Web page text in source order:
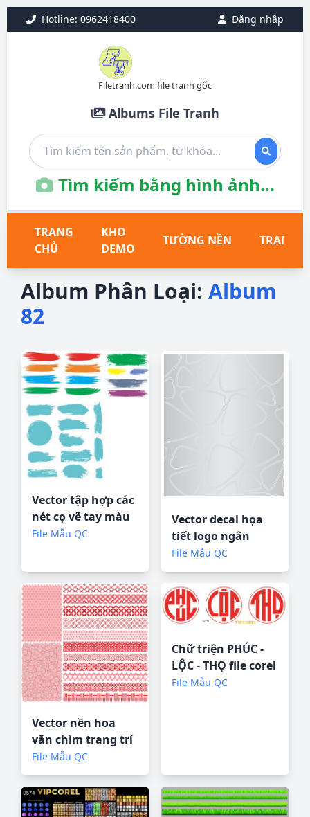
Hotline: 0962418400 Đăng nhập
Filetranh.com file tranh gốc
Albums File Tranh
Tìm kiếm bằng hình ảnh...
TRANG
CHỦ
KHO
DEMO
TƯỜNG NỀN TRANH
Album Phân Loại:Album
82
Vector tập hợp các
nét cọ vẽ tay màu
nước
File Mẫu QC
Vector decal họa
tiết logo ngân
hàng VCB
File Mẫu QC
Vector nền hoa
văn chìm trang trí
file corel
File Mẫu QC
Chữ triện PHÚC -
LỘC - THỌ file corel
File Mẫu QC